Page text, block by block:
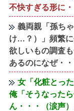
不快すぎる形に・
義両親「孫ち
け…？）」頻繁に
欲しいもの調査
あるのになぜ・・
女「化粧とっ
俺「そうなった
ん・・・（涙声